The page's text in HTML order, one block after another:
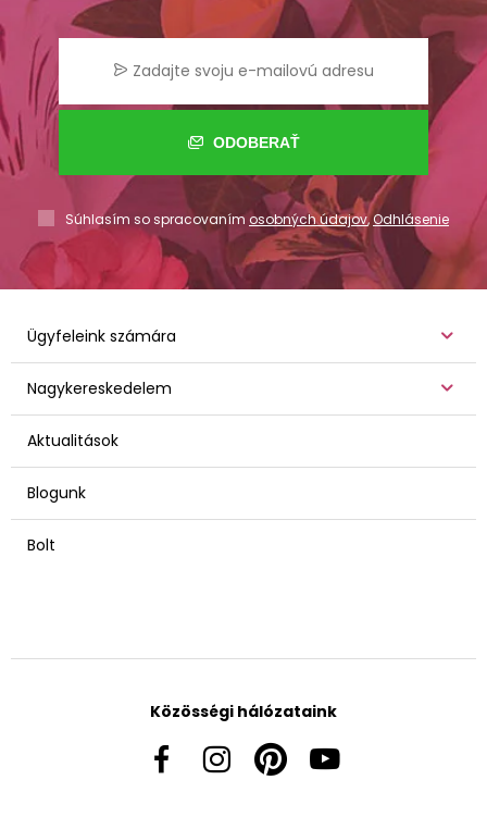
ODOBERAŤ
Súhlasím so spracovaním osobných údajov,Odhlásenie
Ügyfeleink számára
Nagykereskedelem
Aktualitások
Blogunk
Bolt
Közösségi hálózataink